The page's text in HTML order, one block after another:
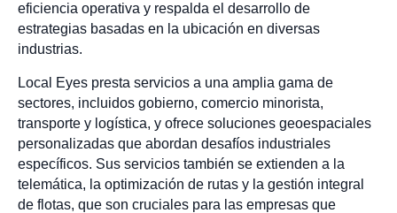
eficiencia operativa y respalda el desarrollo de
estrategias basadas en la ubicación en diversas
industrias.
Local Eyes presta servicios a una amplia gama de
sectores, incluidos gobierno, comercio minorista,
transporte y logística, y ofrece soluciones geoespaciales
personalizadas que abordan desafíos industriales
específicos. Sus servicios también se extienden a la
telemática, la optimización de rutas y la gestión integral
de flotas, que son cruciales para las empresas que